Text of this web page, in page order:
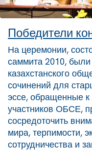
Победители
На церемонии,
саммита 2010,
казахстанского
сочинений для
эссе, обращенные к
участников ОБСЕ,
сосредоточить
мира, терпимости,
сотрудничества и